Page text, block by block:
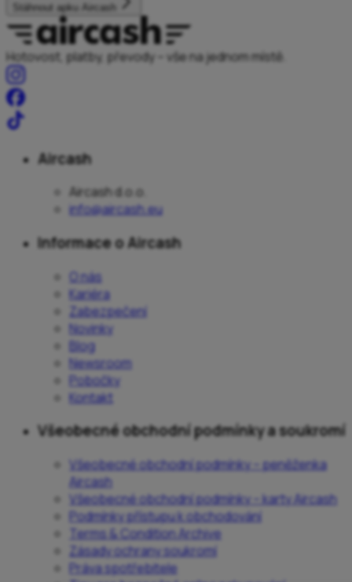
Stáhnout apku Aircash
Hotovost, platby, převody – vše na jednom místě.
Aircash
Aircash d.o.o.
info@aircash.eu
Informace o Aircash
O nás
Kariéra
Zabezpečení
Novinky
Blog
Newsroom
Pobočky
Kontakt
Všeobecné obchodní podmínky a soukromí
Všeobecné obchodní podmínky – peněženka
Aircash
Všeobecné obchodní podmínky – karty Aircash
Podmínky přístupu k obchodování
Terms & Condition Archive
Zásady ochrany soukromí
Práva spotřebitele